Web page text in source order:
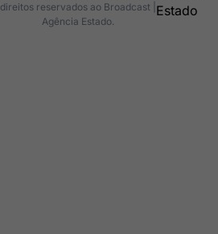
direitos reservados ao Broadcast |
Agência Estado.